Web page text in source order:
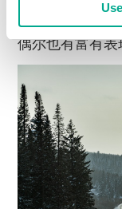
偶尔也有富有